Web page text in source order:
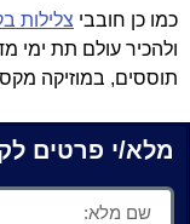
כמו כן חובבי צלילות
ולהכיר עולם תת ימי
תוססים, במוזיקה
מלא/י פרטים